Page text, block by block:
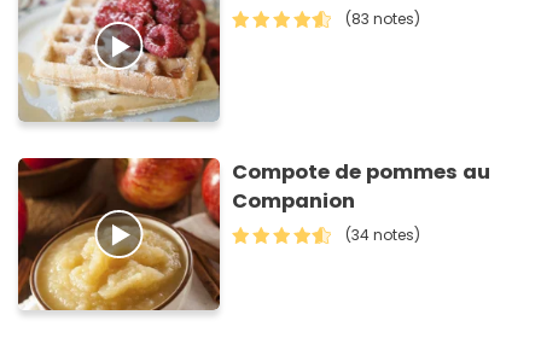
(83 notes)
Compote de pommes au
Companion
(34 notes)